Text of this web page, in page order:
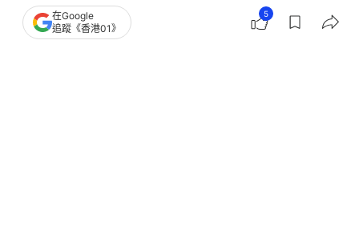
在Google
追蹤《香港01》
5